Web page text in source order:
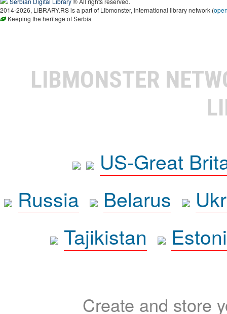
2014-2026, LIBRARY.RS is a part of Libmonster, international library network (
Keeping the heritage of Serbia
LIBMONSTER
US-Great
Russia
Belarus
Tajikistan
Create and store